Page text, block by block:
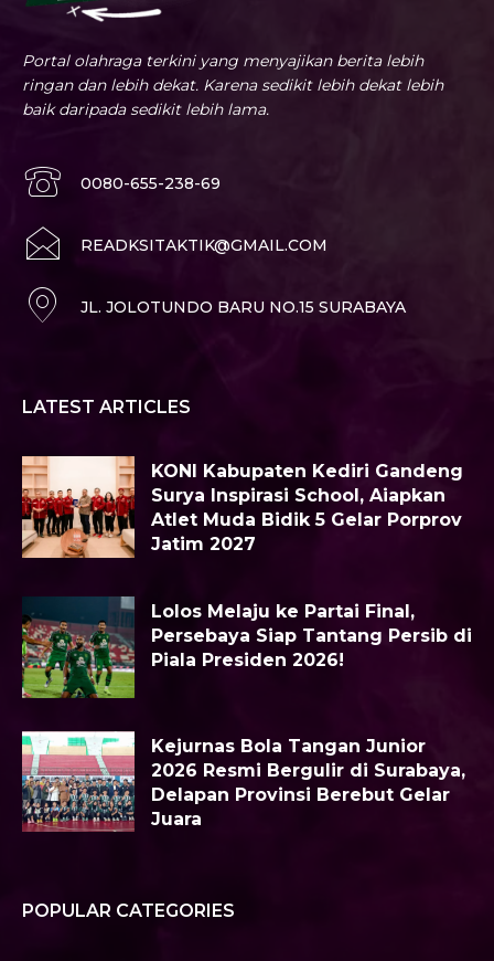
Portal olahraga terkini yang menyajikan berita lebih
ringan dan lebih dekat. Karena sedikit lebih dekat lebih
baik daripada sedikit lebih lama.
0080-655-238-69
READKSITAKTIK@GMAIL.COM
JL. JOLOTUNDO BARU NO.15 SURABAYA
LATEST ARTICLES
KONI Kabupaten Kediri Gandeng
Surya Inspirasi School, Aiapkan
Atlet Muda Bidik 5 Gelar Porprov
Jatim 2027
Lolos Melaju ke Partai Final,
Persebaya Siap Tantang Persib di
Piala Presiden 2026!
Kejurnas Bola Tangan Junior
2026 Resmi Bergulir di Surabaya,
Delapan Provinsi Berebut Gelar
Juara
POPULAR CATEGORIES